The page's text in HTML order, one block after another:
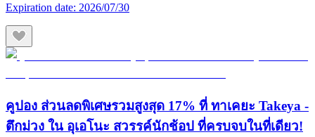
Expiration date: 2026/07/30
คูปอง ส่วนลดพิเศษรวมสูงสุด 17% ที่ ทาเคยะ Takeya -
ตึกม่วง ใน อุเอโนะ สวรรค์นักช้อป ที่ครบจบในที่เดียว!